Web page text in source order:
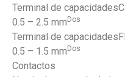
Terminal de
0.5 – 2.5 mm Dos
Terminal de
0.5 – 1.5 mm Dos
Contactos